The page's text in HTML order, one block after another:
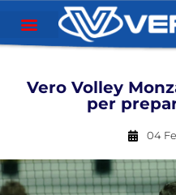
Vero Volley
per
04